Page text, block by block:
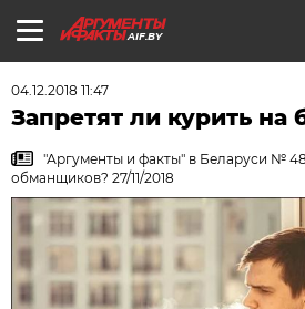
AIF.BY
04.12.2018 11:47
Запретят ли курить на
"Аргументы и факты" в Беларуси №
обманщиков? 27/11/2018